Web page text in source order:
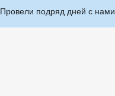
Провели подряд дней с нами